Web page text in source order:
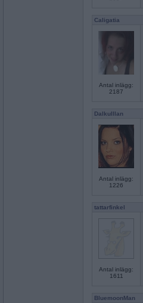
Caligatia
Antal inlägg:
2187
Dalkulllan
Antal inlägg:
1226
tattarfinkel
Antal inlägg:
1611
BluemoonMan